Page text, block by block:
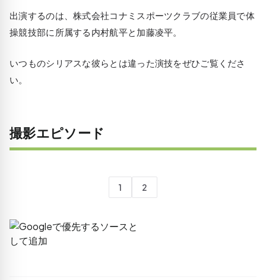
出演するのは、株式会社コナミスポーツクラブの従業員で体
操競技部に所属する内村航平と加藤凌平。
いつものシリアスな彼らとは違った演技をぜひご覧くださ
い。
撮影エピソード
1 2